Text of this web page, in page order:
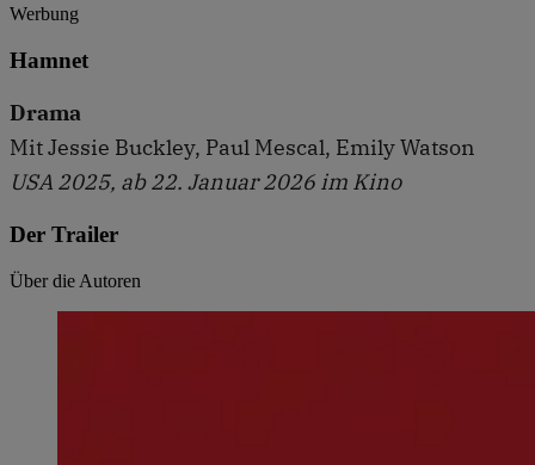
Werbung
Hamnet
Drama
Mit Jessie Buckley, Paul Mescal, Emily Watson
USA 2025, ab 22. Januar 2026 im Kino
Der Trailer
Über die Autoren